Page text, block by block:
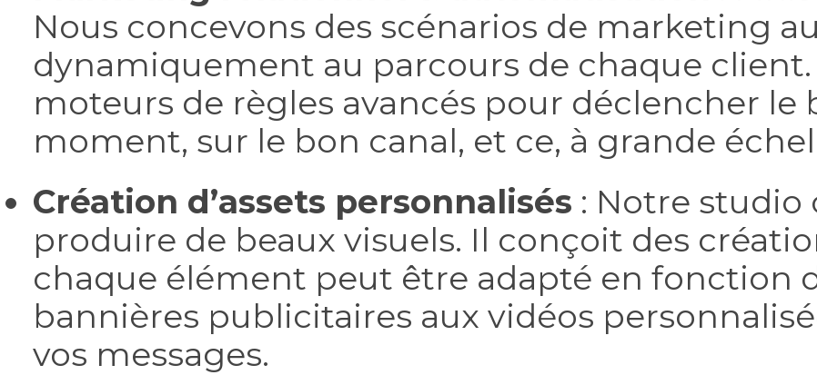
Nous concevons des scénarios de marketing
dynamiquement au parcours de chaque
moteurs de règles avancés pour déclencher le
moment, sur le bon canal, et ce, à grande
Création d’assets personnalisés : Notre studio
produire de beaux visuels. Il conçoit des
chaque élément peut être adapté en fonction
bannières publicitaires aux vidéos
vos messages.